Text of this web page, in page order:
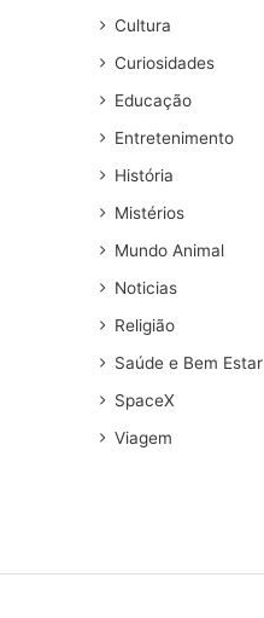
Cultura
Curiosidades
Educação
Entretenimento
História
Mistérios
Mundo Animal
Noticias
Religião
Saúde e Bem Estar
SpaceX
Viagem